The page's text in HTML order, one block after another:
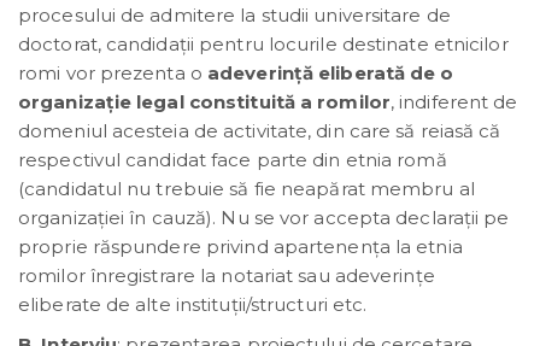
procesului de admitere la studii universitare de
doctorat, candidații pentru locurile destinate etnicilor
romi vor prezenta o adeverință eliberată de o
organizație legal constituită a romilor, indiferent de
domeniul acesteia de activitate, din care să reiasă că
respectivul candidat face parte din etnia romă
(candidatul nu trebuie să fie neapărat membru al
organizației în cauză). Nu se vor accepta declarații pe
proprie răspundere privind apartenența la etnia
romilor înregistrare la notariat sau adeverințe
eliberate de alte instituții/structuri etc.